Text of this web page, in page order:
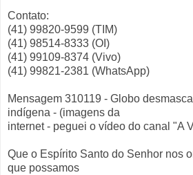
Contato:
(41) 99820-9599 (TIM)
(41) 98514-8333 (OI)
(41) 99109-8374 (Vivo)
(41) 99821-2381 (WhatsApp)
Mensagem 310119 - Globo
indígena - (imagens da
internet - peguei o vídeo do canal "A
Que o Espírito Santo do Senhor nos
que possamos